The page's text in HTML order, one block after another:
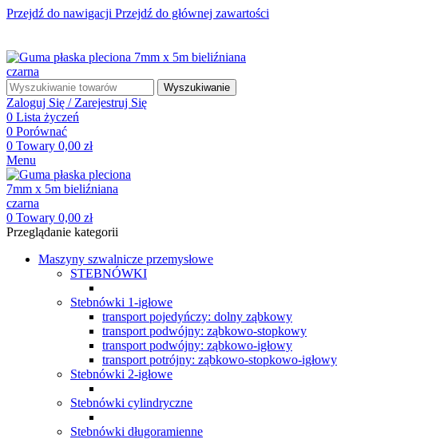
Przejdź do nawigacji Przejdź do głównej zawartości
Wyszukiwanie
Zaloguj Się / Zarejestruj Się
0 Lista życzeń
0 Porównać
0 Towary 0,00 zł
Menu
0 Towary 0,00 zł
Przeglądanie kategorii
Maszyny szwalnicze przemysłowe
STEBNÓWKI
Stebnówki 1-igłowe
transport pojedyńczy: dolny ząbkowy
transport podwójny: ząbkowo-stopkowy
transport podwójny: ząbkowo-igłowy
transport potrójny: ząbkowo-stopkowo-igłowy
Stebnówki 2-igłowe
Stebnówki cylindryczne
Stebnówki długoramienne